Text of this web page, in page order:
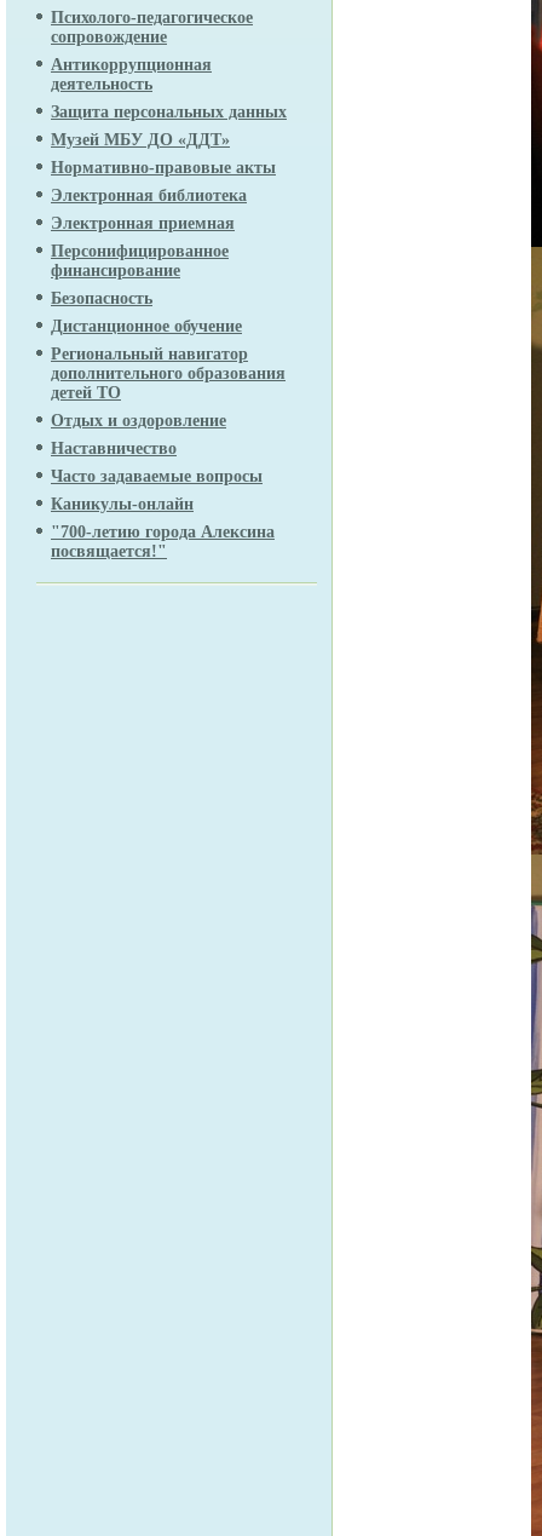
Психолого-педагогическое
сопровождение
Антикоррупционная
деятельность
Защита персональных данных
Музей МБУ ДО «ДДТ»
Нормативно-правовые акты
Электронная библиотека
Электронная приемная
Персонифицированное
финансирование
Безопасность
Дистанционное обучение
Региональный навигатор
дополнительного образования
детей ТО
Отдых и оздоровление
Наставничество
Часто задаваемые вопросы
Каникулы-онлайн
"700-летию города Алексина
посвящается!"